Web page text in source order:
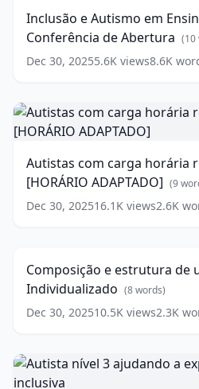
Ensino
Superior
Conferência
Abertura
words)
Inclusão e Autismo em
Conferência de Abertura (10
Dec 30, 20255.6K views8.6K
Autistas
com
carga
reduzida
nas
escolas
[HORÁRIO
words)
Autistas com carga horária
[HORÁRIO ADAPTADO] (9
Dec 30, 202516.1K views2.6K
Composição
um
Plano
Educacional
Individualizado
Composição e estrutura de
Individualizado (8words)
Dec 30, 202510.5K views2.3K
Autista
nível